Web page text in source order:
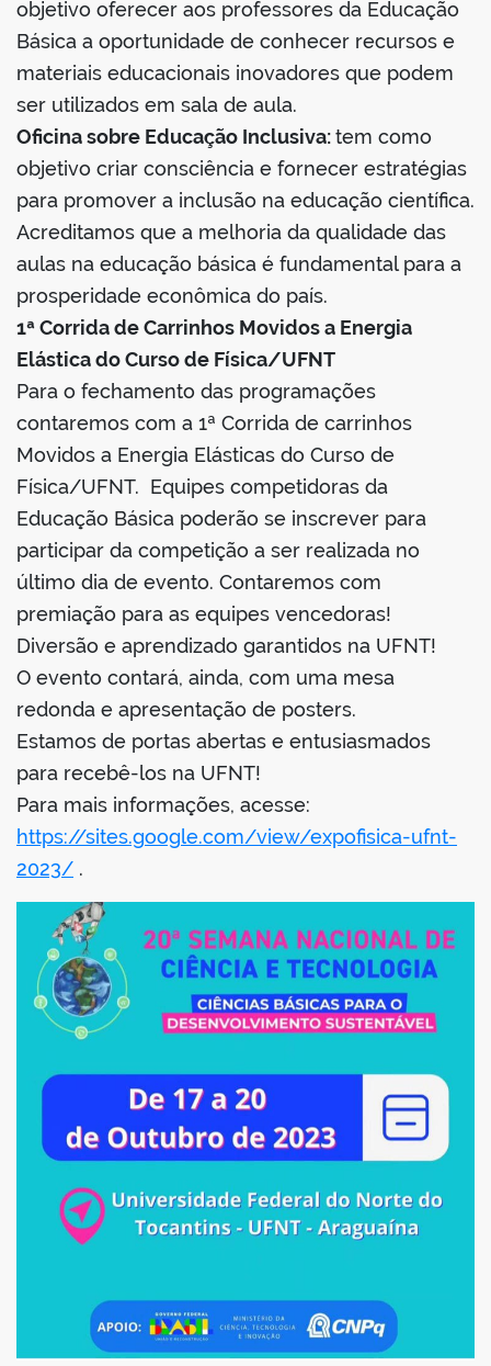
objetivo oferecer aos professores da Educação
Básica a oportunidade de conhecer recursos e
materiais educacionais inovadores que podem
ser utilizados em sala de aula.
Oficina sobre Educação Inclusiva:tem como
objetivo criar consciência e fornecer estratégias
para promover a inclusão na educação científica.
Acreditamos que a melhoria da qualidade das
aulas na educação básica é fundamental para a
prosperidade econômica do país.
1ª Corrida de Carrinhos Movidos a Energia
Elástica do Curso de Física/UFNT
Para o fechamento das programações
contaremos com a 1ª Corrida de carrinhos
Movidos a Energia Elásticas do Curso de
Física/UFNT. Equipes competidoras da
Educação Básica poderão se inscrever para
participar da competição a ser realizada no
último dia de evento. Contaremos com
premiação para as equipes vencedoras!
Diversão e aprendizado garantidos na UFNT!
O evento contará, ainda, com uma mesa
redonda e apresentação de posters.
Estamos de portas abertas e entusiasmados
para recebê-los na UFNT!
Para mais informações, acesse:
https://sites.google.com/view/expofisica-ufnt-
2023/ .